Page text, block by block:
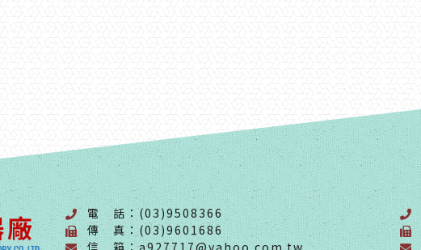
電 話：(03)9508366
傳 真：(03)9601686